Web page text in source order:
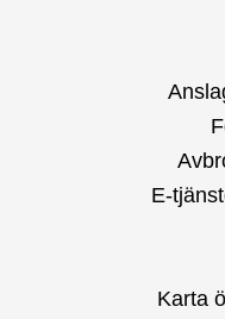
E-
Karta